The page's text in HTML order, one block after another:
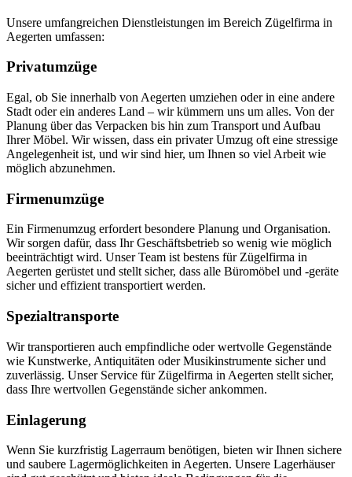
Unsere umfangreichen Dienstleistungen im Bereich Zügelfirma in
Aegerten umfassen:
Privatumzüge
Egal, ob Sie innerhalb von Aegerten umziehen oder in eine andere
Stadt oder ein anderes Land – wir kümmern uns um alles. Von der
Planung über das Verpacken bis hin zum Transport und Aufbau
Ihrer Möbel. Wir wissen, dass ein privater Umzug oft eine stressige
Angelegenheit ist, und wir sind hier, um Ihnen so viel Arbeit wie
möglich abzunehmen.
Firmenumzüge
Ein Firmenumzug erfordert besondere Planung und Organisation.
Wir sorgen dafür, dass Ihr Geschäftsbetrieb so wenig wie möglich
beeinträchtigt wird. Unser Team ist bestens für Zügelfirma in
Aegerten gerüstet und stellt sicher, dass alle Büromöbel und -geräte
sicher und effizient transportiert werden.
Spezialtransporte
Wir transportieren auch empfindliche oder wertvolle Gegenstände
wie Kunstwerke, Antiquitäten oder Musikinstrumente sicher und
zuverlässig. Unser Service für Zügelfirma in Aegerten stellt sicher,
dass Ihre wertvollen Gegenstände sicher ankommen.
Einlagerung
Wenn Sie kurzfristig Lagerraum benötigen, bieten wir Ihnen sichere
und saubere Lagermöglichkeiten in Aegerten. Unsere Lagerhäuser